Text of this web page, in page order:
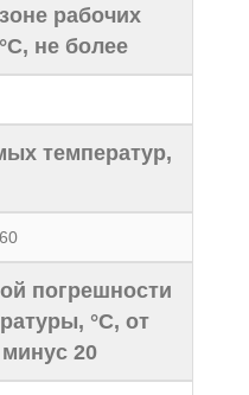
рабочих
не более
температур,
погрешности
°С, от
20